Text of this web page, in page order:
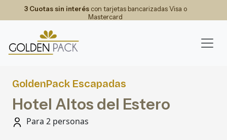
3 Cuotas sin interéscon tarjetas bancarizadas Visa o
Mastercard
GoldenPack Escapadas
Hotel Altos del Estero
Para 2 personas